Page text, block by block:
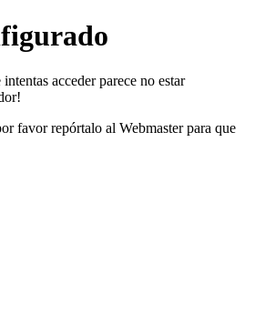
acceder parece no estar
favor repórtalo al Webmaster para que